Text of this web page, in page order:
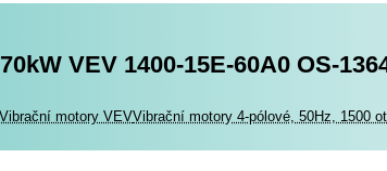
VEV 1400-15E-60A0 OS-
Vibrační motory VEVVibrační motory 4-pólové, 50Hz, 1500 ot.